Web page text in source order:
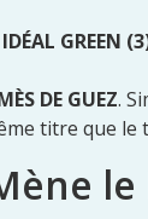
IDÉAL GREEN
DE GUEZ.
titre que le
le